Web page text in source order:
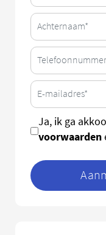
Ja, ik ga
voorwaarden